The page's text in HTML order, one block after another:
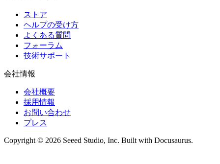
ストア
ヘルプの受け方
よくある質問
フォーラム
技術サポート
会社情報
会社概要
採用情報
お問い合わせ
プレス
Copyright © 2026 Seeed Studio, Inc. Built with Docusaurus.